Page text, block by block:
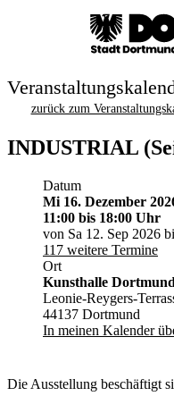
zurück zum
INDUSTRIAL
Datum
Mi 16. Dezember
11:00 bis 18:00 Uhr
von Sa 12. Sep 2026
117 weitere Termine
Ort
Kunsthalle
Leonie-Reygers-
44137 Dortmund
In meinen Kalender
Die Ausstellung beschäftigt